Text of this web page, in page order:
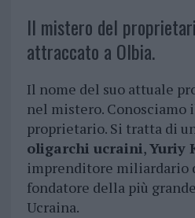
Il mistero del
attraccato a Olbia.
Il nome del suo attuale
nel mistero. Conosciamo
proprietario. Si tratta di
oligarchi ucraini,Yuriy
imprenditore miliardario
fondatore della più
Ucraina.